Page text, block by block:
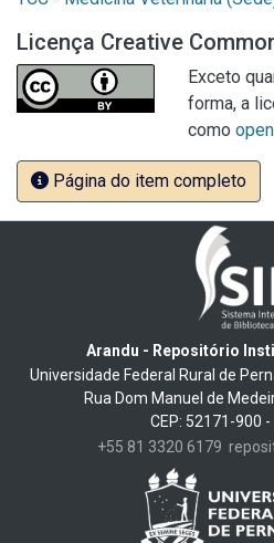
Licença Creative
Exceto
forma, a
como
Página do item completo
Arandu - Repositório
Universidade Federal Rural de
Rua Dom Manuel de
CEP: 52171-900
+55 81 3320 6179